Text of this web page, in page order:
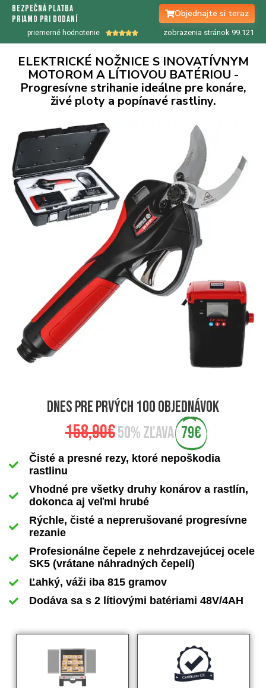
bezpečná platba
priamo pri dodaní
Objednajte si teraz
priemerné hodnotenie  zobrazenia stránok 99.122
ELEKTRICKÉ NOŽNICE S INOVATÍVNYM
MOTOROM A LÍTIOVOU BATÉRIOU -
Progresívne strihanie ideálne pre konáre,
živé ploty a popínavé rastliny.
dnes pre prvých 100 objednávok
158,90€50% zľava79€
Čisté a presné rezy, ktoré nepoškodia
rastlinu
Vhodné pre všetky druhy konárov a rastlín,
dokonca aj veľmi hrubé
Rýchle, čisté a neprerušované progresívne
rezanie
Profesionálne čepele z nehrdzavejúcej ocele
SK5 (vrátane náhradných čepelí)
Ľahký, váži iba 815 gramov
Dodáva sa s 2 lítiovými batériami 48V/4AH